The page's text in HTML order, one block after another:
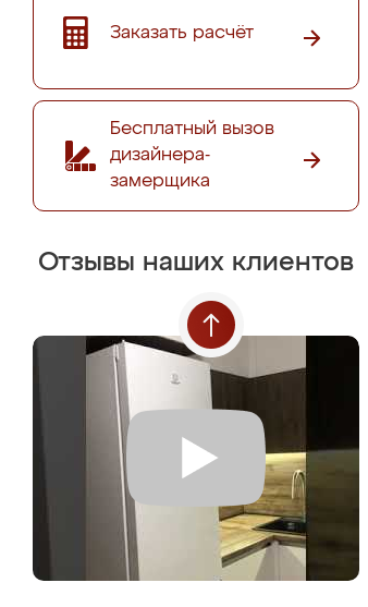
Заказать расчёт
Бесплатный вызов
дизайнера-
замерщика
Отзывы наших клиентов